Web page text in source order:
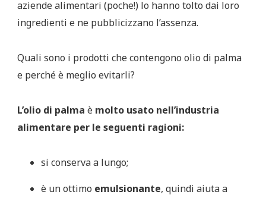
aziende alimentari (poche!) lo hanno tolto dai loro
ingredienti e ne pubblicizzano l’assenza.
Quali sono i prodotti che contengono olio di palma
e perché è meglio evitarli?
L’olio di palma è molto usato nell’industria
alimentare per le seguenti ragioni:
si conserva a lungo;
è un ottimo emulsionante, quindi aiuta a